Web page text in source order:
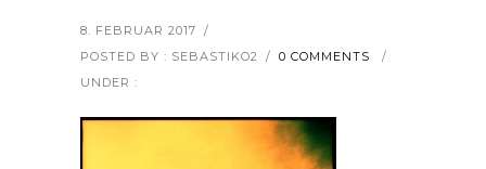
8. FEBRUAR 2017 /
POSTED BY : SEBASTIKO2 / 0 COMMENTS
/
UNDER :